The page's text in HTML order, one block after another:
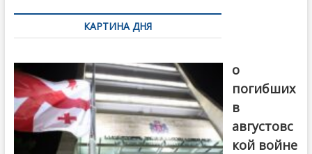
по
записямКАРТИНА ДНЯ
о
погибших
в
августовс
кой войне